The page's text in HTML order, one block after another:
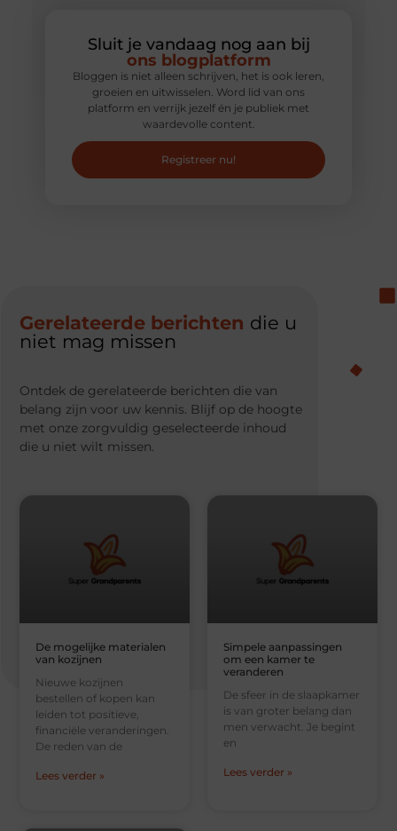
Sluit je vandaag nog aan bij
ons blogplatform
Bloggen is niet alleen schrijven, het is ook leren,
groeien en uitwisselen. Word lid van ons
platform en verrijk jezelf én je publiek met
waardevolle content.
Registreer nu!
Gerelateerde berichten die u
niet mag missen
Ontdek de gerelateerde berichten die van
belang zijn voor uw kennis. Blijf op de hoogte
met onze zorgvuldig geselecteerde inhoud
die u niet wilt missen.
De mogelijke materialen
van kozijnen
Nieuwe kozijnen
bestellen of kopen kan
leiden tot positieve,
financiële veranderingen.
De reden van de
Lees verder »
Simpele aanpassingen
om een kamer te
veranderen
De sfeer in de slaapkamer
is van groter belang dan
men verwacht. Je begint
en
Lees verder »